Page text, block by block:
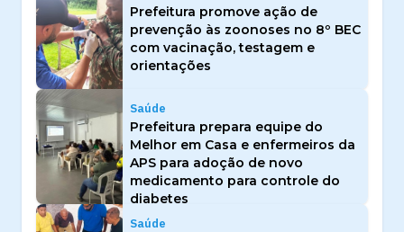
Prefeitura promove ação de
prevenção às zoonoses no 8º BEC
com vacinação, testagem e
orientações
Saúde
Prefeitura prepara equipe do
Melhor em Casa e enfermeiros da
APS para adoção de novo
medicamento para controle do
diabetes
Saúde